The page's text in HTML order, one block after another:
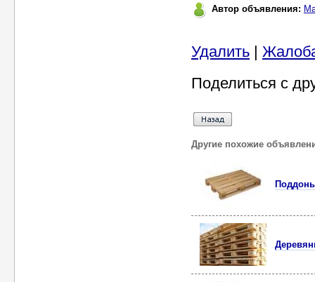
Автор объявления:
Удалить |
Поделиться с
Другие похожие